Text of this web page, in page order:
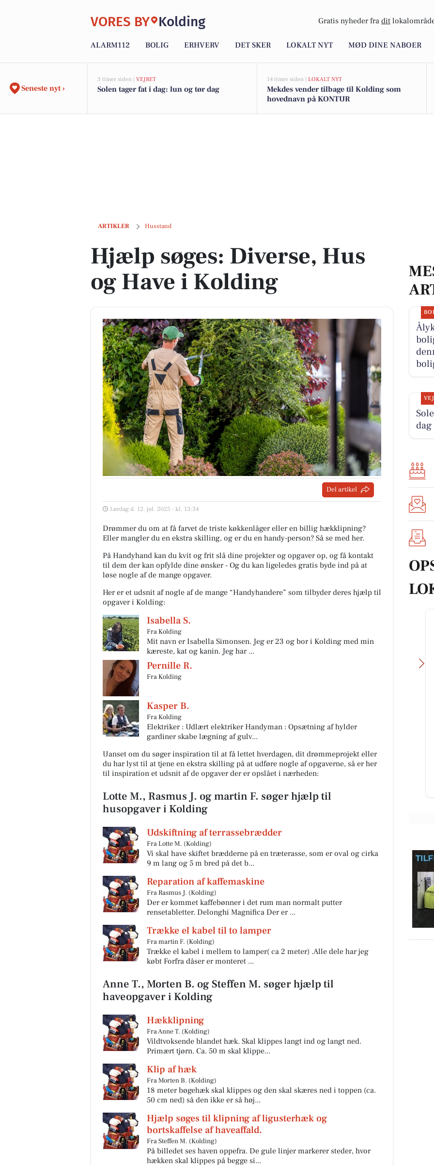
VORES BY Kolding Gratis nyheder fra dit
ALARM112 BOLIG ERHVERV DET SKER LOKALT NYT MØD DINE NABOER
Seneste nyt ›
3 timer siden | VEJRET
Solen tager fat i dag: lun og tør dag
14 timer siden | LOKALT NYT
Mekdes vender tilbage til Kolding som
hovednavn på KONTUR
ARTIKLER Husstand
Hjælp søges: Diverse, Hus og Have i Kolding
Hjælp søges: Diverse, Hus
og Have i Kolding
Del artikel
Lørdag d. 12. jul. 2025 - kl. 13:34
Drømmer du om at få farvet de triste køkkenlåger eller en billig hækklipning?
Eller mangler du en ekstra skilling, og er du en handy-person? Så se med her.
På Handyhand kan du kvit og frit slå dine projekter og opgaver op, og få kontakt
til dem der kan opfylde dine ønsker - Og du kan ligeledes gratis byde ind på at
løse nogle af de mange opgaver.
Her er et udsnit af nogle af de mange “Handyhandere” som tilbyder deres hjælp til
opgaver i Kolding:
Isabella S.
Fra Kolding
Mit navn er Isabella Simonsen. Jeg er 23 og bor i Kolding med min
kæreste, kat og kanin. Jeg har ...
Pernille R.
Fra Kolding
Kasper B.
Fra Kolding
Elektriker : Udlært elektriker Handyman : Opsætning af hylder
gardiner skabe lægning af gulv...
Uanset om du søger inspiration til at få lettet hverdagen, dit drømmeprojekt eller
du har lyst til at tjene en ekstra skilling på at udføre nogle af opgaverne, så er her
til inspiration et udsnit af de opgaver der er opslået i nærheden:
Lotte M., Rasmus J. og martin F. søger hjælp til
husopgaver i Kolding
Udskiftning af terrassebrædder
Fra Lotte M. (Kolding)
Vi skal have skiftet brædderne på en træterasse, som er oval og cirka
9 m lang og 5 m bred på det b...
Reparation af kaffemaskine
Fra Rasmus J. (Kolding)
Der er kommet kaffebønner i det rum man normalt putter
rensetabletter. Delonghi Magnifica Der er ...
Trække el kabel til to lamper
Fra martin F. (Kolding)
Trække el kabel i mellem to lamper( ca 2 meter) .Alle dele har jeg
købt Forfra dåser er monteret ...
Anne T., Morten B. og Steffen M. søger hjælp til
haveopgaver i Kolding
Hækklipning
Fra Anne T. (Kolding)
Vildtvoksende blandet hæk. Skal klippes langt ind og langt ned.
Primært tjørn. Ca. 50 m skal klippe...
Klip af hæk
Fra Morten B. (Kolding)
18 meter bøgehæk skal klippes og den skal skæres ned i toppen (ca.
50 cm ned) så den ikke er så høj...
Hjælp søges til klipning af ligusterhæk og
bortskaffelse af haveaffald.
Fra Steffen M. (Kolding)
På billedet ses haven oppefra. De gule linjer markerer steder, hvor
hækken skal klippes på begge si...
dag
MediSkin
✨ Der findes sjældent én
behandling, der kan det hele.
Derfor kombinerer vi ofte
forskellige behandlingsformer for
at skabe ...
Skousen Kolding
Find løsninger til hverdagen hos
at hjælpe dig med at finde det
rigtige. 📍 Platinvej 2...